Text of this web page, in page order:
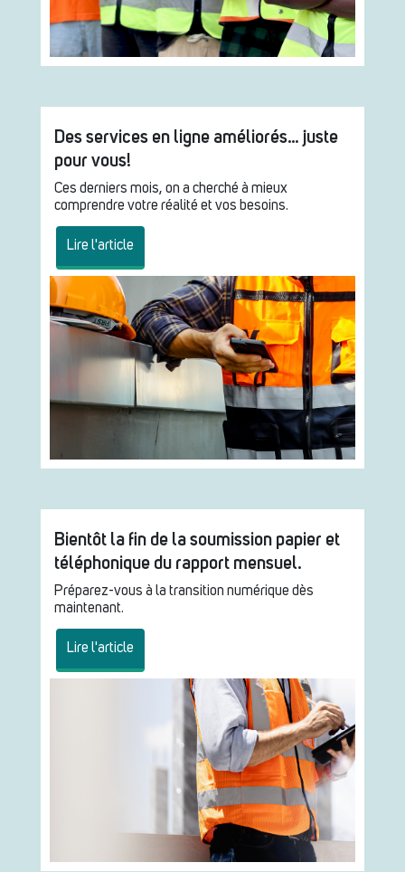
Des services en ligne améliorés… juste
pour vous!
Ces derniers mois, on a cherché à mieux
comprendre votre réalité et vos besoins.
Lire l'article
Bientôt la fin de la soumission papier et
téléphonique du rapport mensuel.
Préparez-vous à la transition numérique dès
maintenant.
Lire l'article